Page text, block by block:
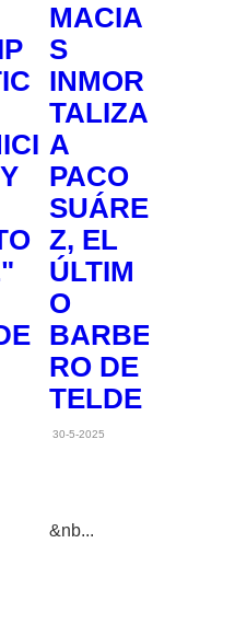
MACIA
S
INMOR
TALIZA
A
PACO
SUÁRE
Z, EL
ÚLTIM
O
BARBE
RO DE
TELDE
30-5-2025
&nb...